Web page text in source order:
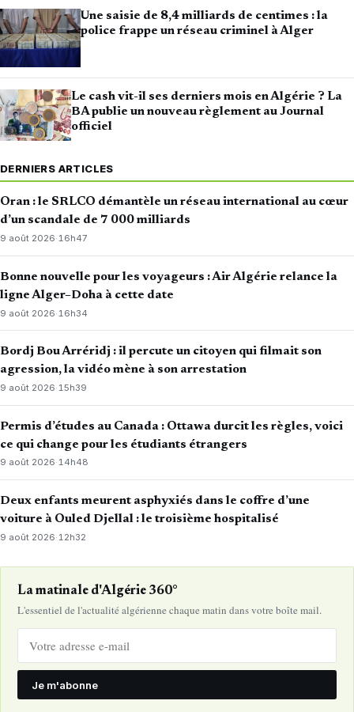
Une saisie de 8,4 milliards de centimes : la
police frappe un réseau criminel à Alger
Le cash vit-il ses derniers mois en Algérie ? La
BA publie un nouveau règlement au Journal
officiel
DERNIERS ARTICLES
Oran : le SRLCO démantèle un réseau international au cœur
d’un scandale de 7 000 milliards
9 août 2026·16h47
Bonne nouvelle pour les voyageurs : Air Algérie relance la
ligne Alger–Doha à cette date
9 août 2026· 16h34
Bordj Bou Arréridj : il percute un citoyen qui filmait son
agression, la vidéo mène à son arrestation
9 août 2026·15h39
Permis d’études au Canada : Ottawa durcit les règles, voici
ce qui change pour les étudiants étrangers
9 août 2026·14h48
Deux enfants meurent asphyxiés dans le coffre d’une
voiture à Ouled Djellal : le troisième hospitalisé
9 août 2026· 12h32
La matinale d'Algérie 360°
L'essentiel de l'actualité algérienne chaque matin dans votre boîte mail.
Je m'abonne